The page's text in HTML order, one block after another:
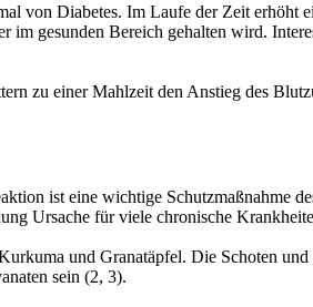
von Diabetes. Im Laufe der Zeit erhöht
gesunden Bereich gehalten wird.
zu einer Mahlzeit den Anstieg des
ist eine wichtige Schutzmaßnahme
Ursache für viele chronische
und Granatäpfel. Die Schoten
sein (2, 3).